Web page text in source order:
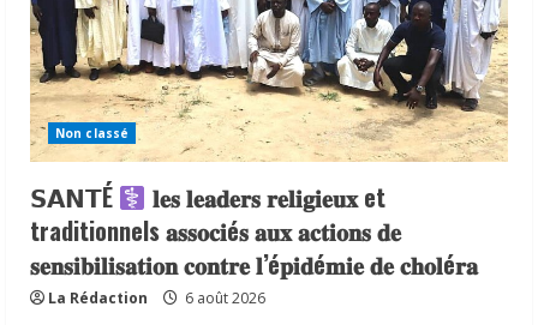
Non classé
𝗦𝗔𝗡𝗧É
𝐥𝐞𝐬 𝐥𝐞𝐚𝐝𝐞𝐫𝐬 𝐫𝐞𝐥𝐢𝐠𝐢𝐞𝐮𝐱 et
traditionnels 𝐚𝐬𝐬𝐨𝐜𝐢é𝐬 𝐚𝐮𝐱 𝐚𝐜𝐭𝐢𝐨𝐧𝐬 𝐝𝐞
𝐬𝐞𝐧𝐬𝐢𝐛𝐢𝐥𝐢𝐬𝐚𝐭𝐢𝐨𝐧 𝐜𝐨𝐧𝐭𝐫𝐞 𝐥’é𝐩𝐢𝐝é𝐦𝐢𝐞 𝐝𝐞 𝐜𝐡𝐨𝐥é𝐫𝐚
La Rédaction 6 août 2026